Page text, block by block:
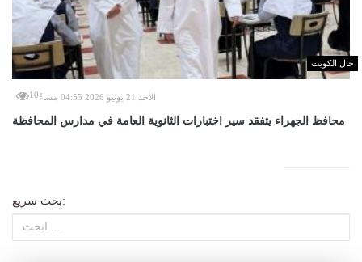
حال الكويت
الأحد 21 يونيو 2026 04:55 مساءً 10
محافظ الجهراء يتفقد سير اختبارات الثانوية العامة في مدارس المحافظة
بحث سريع: